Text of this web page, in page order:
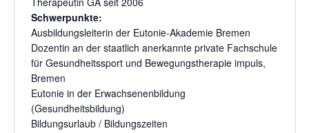
Schwerpunkte:
Ausbildungsleiterin der Eutonie-Akademie Bremen
Dozentin an der staatlich anerkannte private Fachschule
für Gesundheitssport und Bewegungstherapie impuls,
Bremen
Eutonie in der Erwachsenenbildung
(Gesundheitsbildung)
Bildungsurlaub / Bildungszeiten